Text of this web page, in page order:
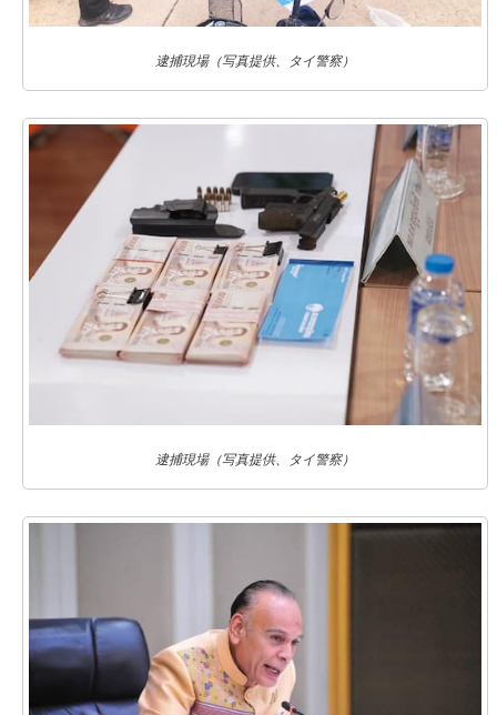
逮捕現場（写真提供、タイ警察）
逮捕現場（写真提供、タイ警察）